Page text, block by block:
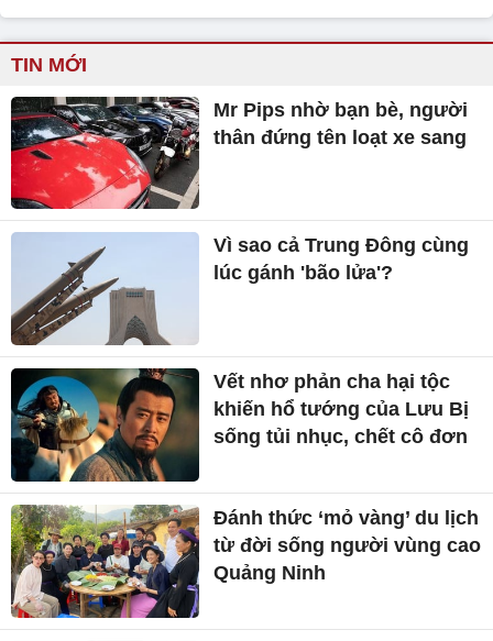
TIN MỚI
Mr Pips nhờ bạn bè, người
thân đứng tên loạt xe sang
Vì sao cả Trung Đông cùng
lúc gánh 'bão lửa'?
Vết nhơ phản cha hại tộc
khiến hổ tướng của Lưu Bị
sống tủi nhục, chết cô đơn
Đánh thức ‘mỏ vàng’ du lịch
từ đời sống người vùng cao
Quảng Ninh